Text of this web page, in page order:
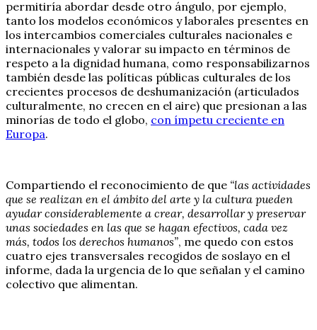
permitiría abordar desde otro ángulo, por ejemplo,
tanto los modelos económicos y laborales presentes en
los intercambios comerciales culturales nacionales e
internacionales y valorar su impacto en términos de
respeto a la dignidad humana, como responsabilizarnos
también desde las políticas públicas culturales de los
crecientes procesos de deshumanización (articulados
culturalmente, no crecen en el aire) que presionan a las
minorías de todo el globo, con ímpetu creciente en
Europa.
Compartiendo el reconocimiento de que “las actividades
que se realizan en el ámbito del arte y la cultura pueden
ayudar considerablemente a crear, desarrollar y preservar
unas sociedades en las que se hagan efectivos, cada vez
más, todos los derechos humanos”, me quedo con estos
cuatro ejes transversales recogidos de soslayo en el
informe, dada la urgencia de lo que señalan y el camino
colectivo que alimentan.